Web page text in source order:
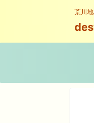
荒川